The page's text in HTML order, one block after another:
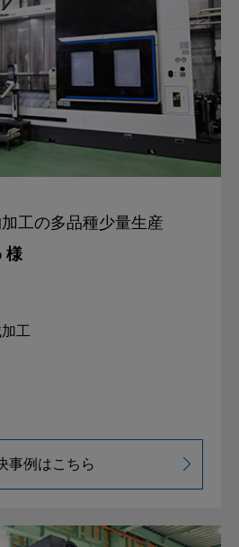
工の多品種少量生産
様
工
事例はこちら